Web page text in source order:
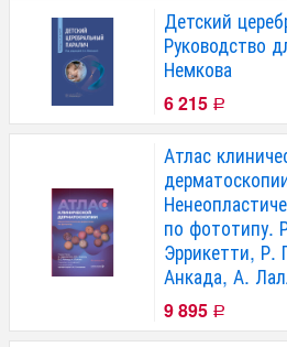
Детский
Руководство
Немкова
6 215 Р
Атлас
по фототипу.
Эррикетти, Р.
Анкада, А.
9 895 Р